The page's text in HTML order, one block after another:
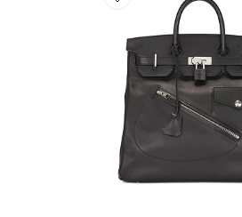
Favorite SAC À MAIN